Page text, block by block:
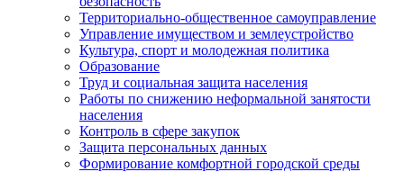
Территориально-общественное самоуправление
Управление имуществом и землеустройство
Культура, спорт и молодежная политика
Образование
Труд и социальная защита населения
Работы по снижению неформальной занятости
населения
Контроль в сфере закупок
Защита персональных данных
Формирование комфортной городской среды